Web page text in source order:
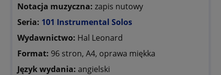
Notacja muzyczna: zapis nutowy
Seria: 101 Instrumental Solos
Wydawnictwo: Hal Leonard
Format: 96 stron, A4, oprawa miękka
Język wydania: angielski